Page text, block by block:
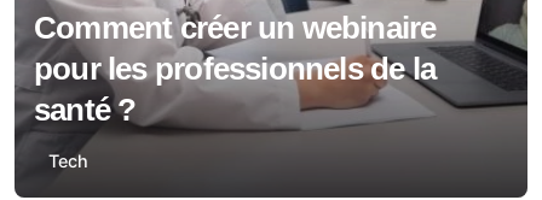
Comment créer un webinaire
pour les professionnels de la
santé ?
Tech